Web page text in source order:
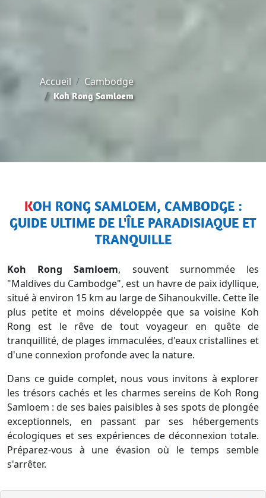
Accueil Cambodge
Koh Rong Samloem
KOH RONG SAMLOEM, CAMBODGE :
GUIDE ULTIME DE L'ÎLE PARADISIAQUE ET
TRANQUILLE
Koh Rong Samloem, souvent surnommée les
"Maldives du Cambodge", est un havre de paix idyllique,
situé à environ 15 km au large de Sihanoukville. Cette île
plus petite et moins développée que sa voisine Koh
Rong est le rêve de tout voyageur en quête de
tranquillité, de plages immaculées, d'eaux cristallines et
d'une connexion profonde avec la nature.
Dans ce guide complet, nous vous invitons à explorer
les trésors cachés et les charmes sereins de Koh Rong
Samloem : de ses baies paisibles à ses spots de plongée
exceptionnels, en passant par ses hébergements
écologiques et ses expériences de déconnexion totale.
Préparez-vous à une évasion où le temps semble
s'arrêter.